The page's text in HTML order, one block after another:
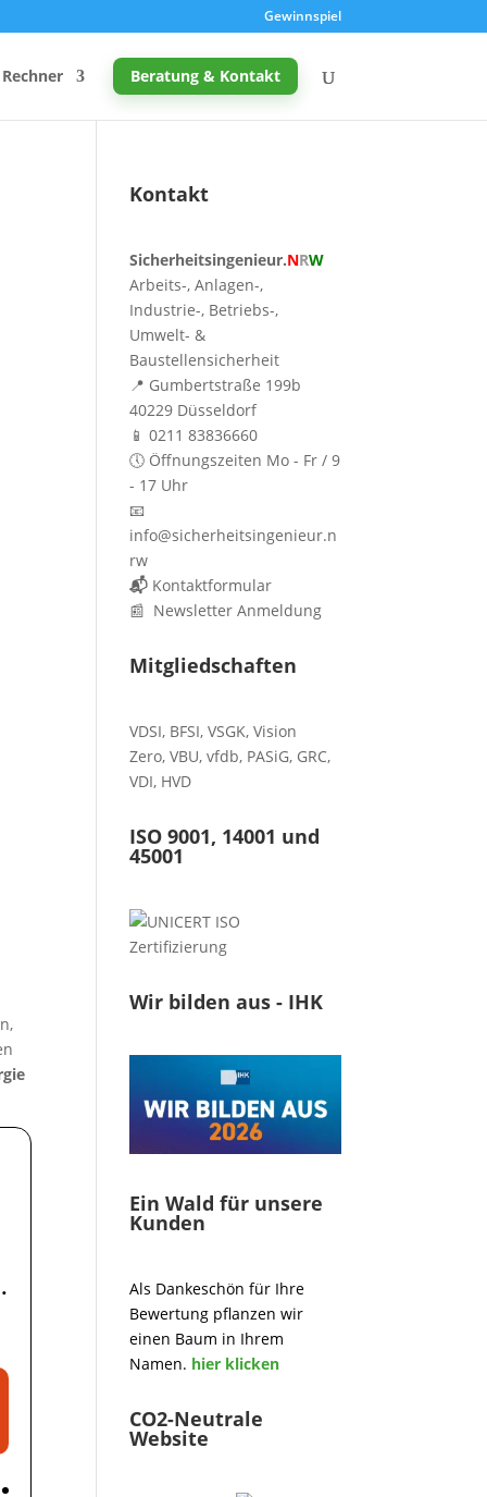
Gewinnspiel
Rechner
Schreibtischhöhe berechnen
Mutterschutz: Frist berechnen
Taupunkt & Schimmelgefahr
Beratung & Kontakt
Kontakt
Sicherheitsingenieur.NRW
Arbeits-, Anlagen-,
Industrie-, Betriebs-,
Umwelt- &
Baustellensicherheit
📍 Gumbertstraße 199b
40229 Düsseldorf
📱 0211 83836660
🕔 Öffnungszeiten Mo - Fr / 9
- 17 Uhr
📧
info@sicherheitsingenieur.n
rw
📬 Kontaktformular
📰 Newsletter Anmeldung
Mitgliedschaften
VDSI, BFSI,VSGK,Vision
Zero,VBU,vfdb, PASiG, GRC,
VDI, HVD
ISO 9001, 14001 und
45001
Wir bilden aus - IHK
Ein Wald für unsere
Kunden
Als Dankeschön für Ihre
Bewertung pflanzen wir
einen Baum in Ihrem
Namen. hier klicken
CO2-Neutrale
Website